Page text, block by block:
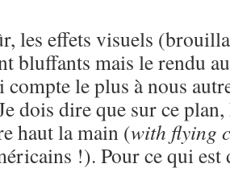
les effets visuels
bluffants mais le rendu
compte le plus à nous
dois dire que sur ce
haut la main (with flying
!). Pour ce qui